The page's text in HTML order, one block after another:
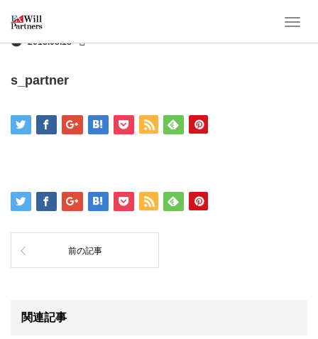
T
o
2018.08.18
s_partner
前の記事
関連記事